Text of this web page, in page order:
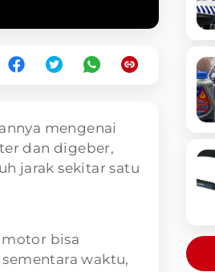
mengenai
dan digeber,
jarak sekitar satu
bisa
waktu,